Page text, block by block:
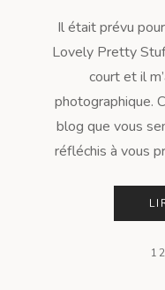
Il était prévu
Lovely Pretty
court et il
photographique.
blog que vous
réfléchis à vous